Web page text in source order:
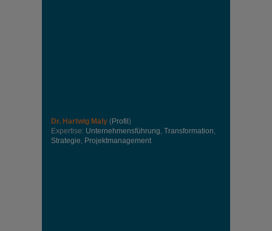
Dr. Hartwig Maly (Profil )
Expertise: Unternehmensführung, Transformation,
Strategie, Projektmanagement